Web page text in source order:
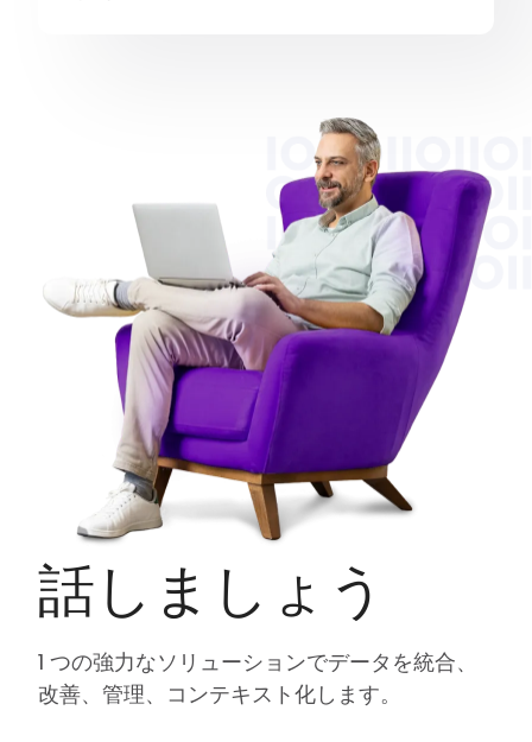
話しましょう
1 つの強力なソリューションでデータを統合、
改善、管理、コンテキスト化します。